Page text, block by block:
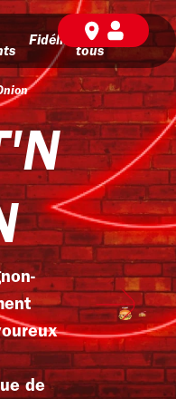
Fidélité
BD pour
tous
de